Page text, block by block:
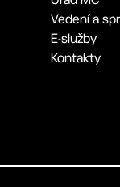
Vedení a
E-služby
Kontakty